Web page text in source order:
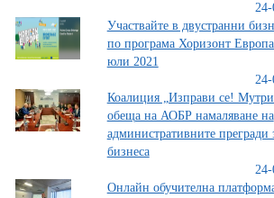
24-
Участвайте в двустранни
по програма Хоризонт
юли 2021
24-
Коалиция „Изправи се!
обеща на АОБР намаляване на
административните прегради
бизнеса
24-
Онлайн обучителна